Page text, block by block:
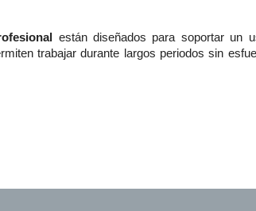
están diseñados para soportar un
trabajar durante largos periodos sin